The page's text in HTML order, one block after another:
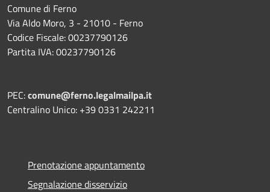
Comune di Ferno
Via Aldo Moro, 3 - 21010 - Ferno
Codice Fiscale: 00237790126
Partita IVA: 00237790126
PEC:comune@ferno.legalmailpa.it
Centralino Unico: +39 0331 242211
Prenotazione appuntamento
Segnalazione disservizio